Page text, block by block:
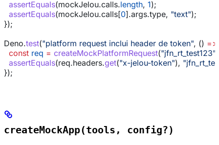
  assertEquals
(mockJelou.calls.length, 1);
  assertEquals
(mockJelou.calls[0].args.type, "text");
});
Deno.test("platform request inclui header de token", () =>
  const
req = createMockPlatformRequest("jfn_rt_test123"
  assertEquals
(req.headers.get("x-jelou-token"),
});
createMockApp(tools, config?)